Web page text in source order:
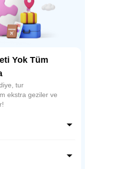
Yok Tüm
tur
ekstra geziler ve
bir göl